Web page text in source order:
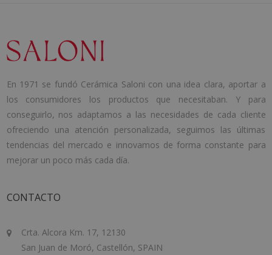
En 1971 se fundó Cerámica Saloni con una idea clara, aportar a
los consumidores los productos que necesitaban. Y para
conseguirlo, nos adaptamos a las necesidades de cada cliente
ofreciendo una atención personalizada, seguimos las últimas
tendencias del mercado e innovamos de forma constante para
mejorar un poco más cada día.
CONTACTO
Crta. Alcora Km. 17, 12130
San Juan de Moró, Castellón, SPAIN